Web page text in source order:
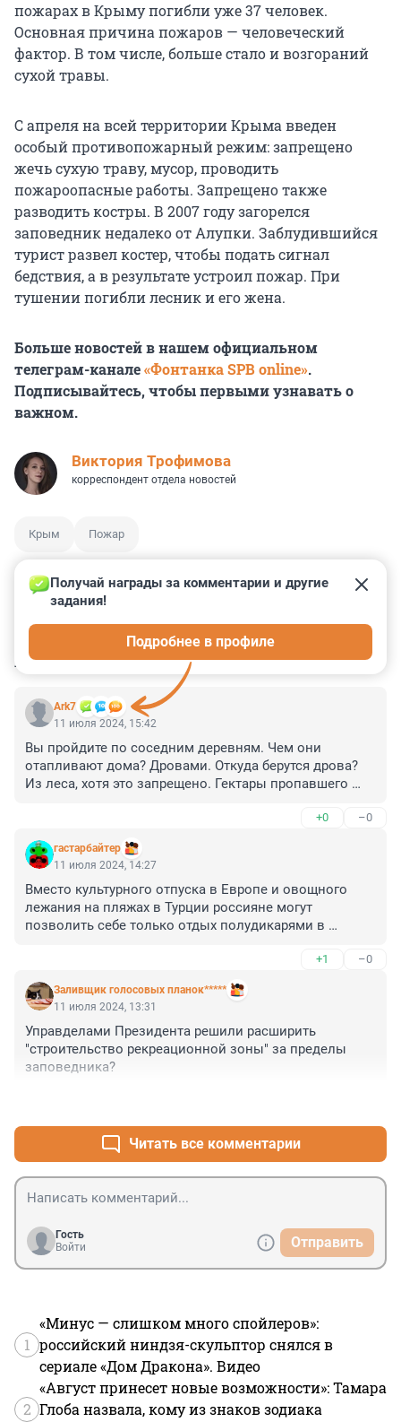
пожарах в Крыму погибли уже 37 человек.
Основная причина пожаров — человеческий
фактор. В том числе, больше стало и возгораний
сухой травы.
С апреля на всей территории Крыма введен
особый противопожарный режим: запрещено
жечь сухую траву, мусор, проводить
пожароопасные работы. Запрещено также
разводить костры. В 2007 году загорелся
заповедник недалеко от Алупки. Заблудившийся
турист развел костер, чтобы подать сигнал
бедствия, а в результате устроил пожар. При
тушении погибли лесник и его жена.
Больше новостей в нашем официальном
телеграм-канале«Фонтанка SPB online».
Подписывайтесь, чтобы первыми узнавать о
важном.
Виктория Трофимова
корреспондент отдела новостей
Крым Пожар
КОММЕНТАРИИ 3
Ark7
Получай награды за комментарии и другие
задания!
Подробнее в профиле
11 июля 2024, 15:42
Вы пройдите по соседним деревням. Чем они
отапливают дома? Дровами. Откуда берутся дрова?
Из леса, хотя это запрещено. Гектары пропавшего
происходят пожары именно в тех местах, где "всё уже
украдено до нас". У меня дальний родственник в
такой деревне живёт.
+0 –0
гастарбайтер
11 июля 2024, 14:27
Вместо культурного отпуска в Европе и овощного
лежания на пляжах в Турции россияне могут
позволить себе только отдых полудикарями в
+1 –0
Заливщик голосовых планок*****
11 июля 2024, 13:31
Управделами Президента решили расширить
"строительство рекреационной зоны" за пределы
заповедника?
Читать все комментарии
Гость
Войти
Отправить
1
«Минус — слишком много спойлеров»:
российский ниндзя-скульптор снялся в
сериале «Дом Дракона». Видео
2
«Август принесет новые возможности»: Тамара
Глоба назвала, кому из знаков зодиака